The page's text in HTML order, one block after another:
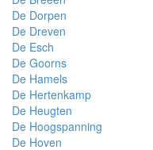
De Dorpen
De Dreven
De Esch
De Goorns
De Hamels
De Hertenkamp
De Heugten
De Hoogspanning
De Hoven